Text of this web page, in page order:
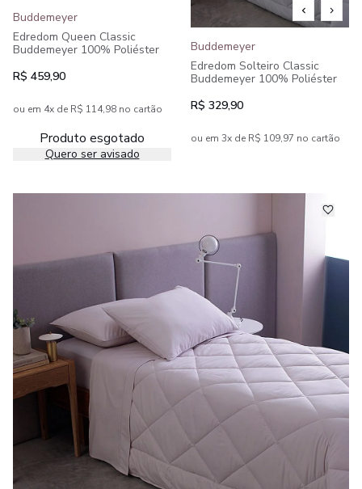
Buddemeyer
Edredom Queen Classic
Buddemeyer 100% Poliéster
R$ 459,90
ou em 4x de R$ 114,98 no cartão
Produto esgotado
Quero ser avisado
Buddemeyer
Edredom Solteiro Classic
Buddemeyer 100% Poliéster
R$ 329,90
ou em 3x de R$ 109,97 no cartão